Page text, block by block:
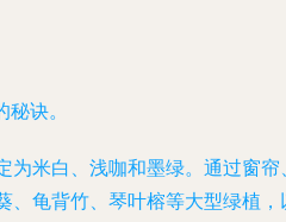
诀。
米白、浅咖和墨绿。通过窗
龟背竹、琴叶榕等大型绿植